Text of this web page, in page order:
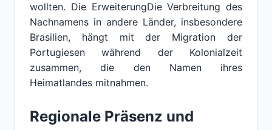
wollten. Die ErweiterungDie Verbreitung des
Nachnamens in andere Länder, insbesondere
Brasilien, hängt mit der Migration der
Portugiesen während der Kolonialzeit
zusammen, die den Namen ihres
Heimatlandes mitnahmen.
Regionale Präsenz und